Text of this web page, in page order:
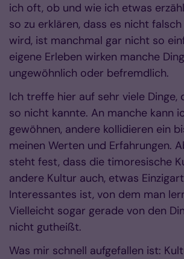
ich oft, ob und wie ich etwas
so zu erklären, dass es nicht
wird, ist manchmal gar nicht so
eigene Erleben wirken manche
ungewöhnlich oder befremdlich.
Ich treffe hier auf sehr viele Dinge,
so nicht kannte. An manche kann
gewöhnen, andere kollidieren ein
meinen Werten und Erfahrungen.
steht fest, dass die timoresische
andere Kultur auch, etwas
Interessantes ist, von dem man
Vielleicht sogar gerade von den
nicht gutheißt.
Was mir schnell aufgefallen ist: